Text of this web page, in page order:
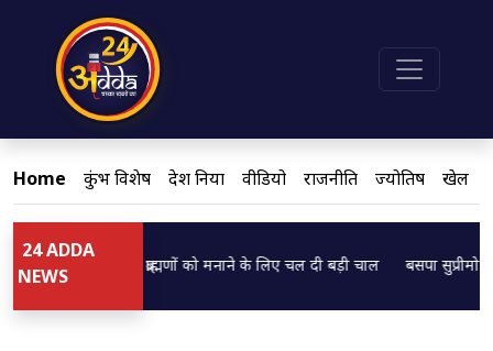
Home कुंभ विशेष देश दुनिया वीडियो राजनीति ज्योतिष खेल
24 ADDA
NEWS
ब्रजेश पाठक ने ब्राह्मणों को मनाने के लिए चल दी बड़ी चाल Loading...
बसपा सुप्रीमो